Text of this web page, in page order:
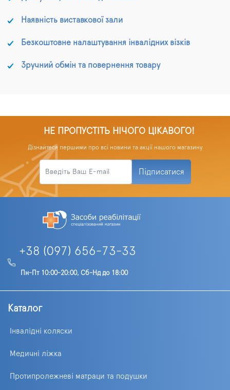
Наявність виставкової зали
Безкоштовне налаштування інвалідних візків
Зручний обмін та повернення товару
НЕ ПРОПУСТІТЬ НІЧОГО ЦІКАВОГО!
Дізнайтеся першими про всі новини та акції нашого магазину
Підписатися
+38 (097) 656-73-33
Пн-Пт 10:00-20:00, Сб-Нд до 18:00
Каталог
Інвалідні коляски
Медичні ліжка
Протипролежневі матраци та подушки